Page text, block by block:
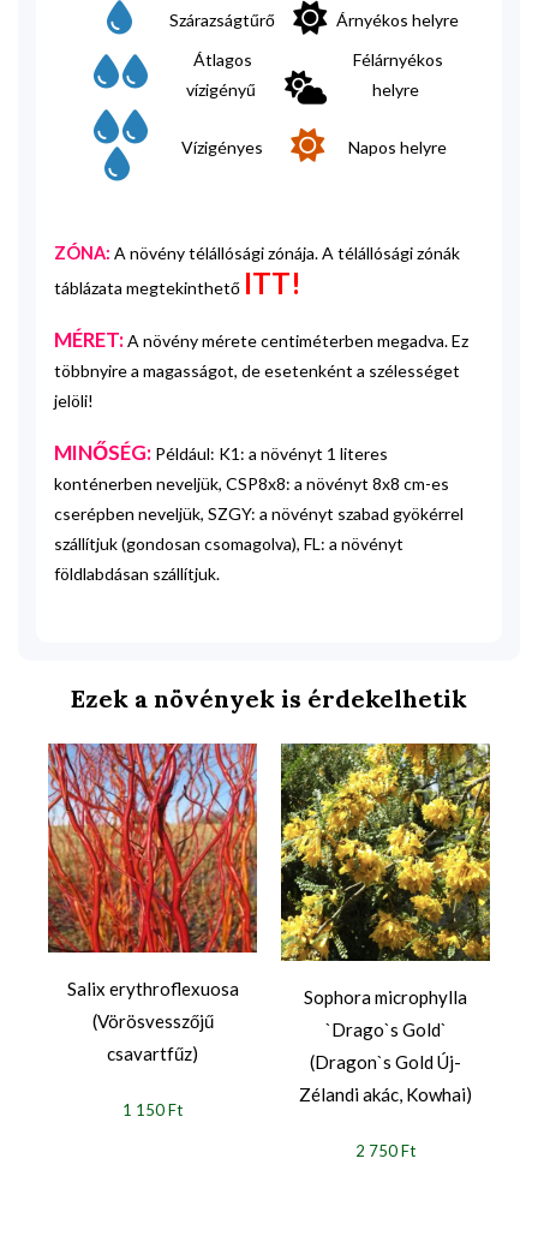
Szárazságtűrő
Árnyékos helyre
Átlagos
vízigényű
Félárnyékos
helyre
Vízigényes Napos helyre
ZÓNA: A növény télállósági zónája. A télállósági zónák
táblázata megtekinthető ITT!
MÉRET:A növény mérete centiméterben megadva. Ez
többnyire a magasságot, de esetenként a szélességet
jelöli!
MINŐSÉG: Például: K1: a növényt 1 literes
konténerben neveljük, CSP8x8: a növényt 8x8 cm-es
cserépben neveljük, SZGY: a növényt szabad gyökérrel
szállítjuk (gondosan csomagolva), FL: a növényt
földlabdásan szállítjuk.
Ezek a növények is érdekelhetik
Salix erythroflexuosa
(Vörösvesszőjű
csavartfűz)
1 150 Ft
Sophora microphylla
`Drago`s Gold`
(Dragon`s Gold Új-
Zélandi akác, Kowhai)
2 750 Ft